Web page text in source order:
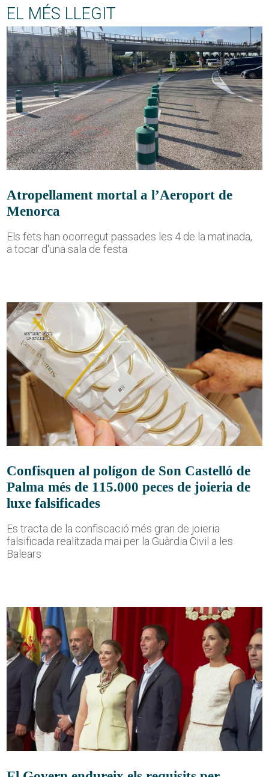
EL MÉS LLEGIT
Atropellament mortal a l’Aeroport de
Menorca
Els fets han ocorregut passades les 4 de la matinada,
a tocar d'una sala de festa
Confisquen al polígon de Son Castelló de
Palma més de 115.000 peces de joieria de
luxe falsificades
Es tracta de la confiscació més gran de joieria
falsificada realitzada mai per la Guàrdia Civil a les
Balears